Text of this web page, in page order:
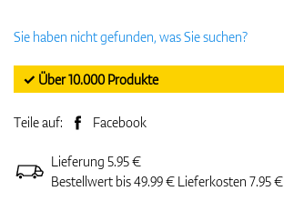
Sie haben nicht gefunden, was Sie suchen?
✓ Über 10.000 Produkte
Teile auf: Facebook
Lieferung 5.95 €
Bestellwert bis 49.99 € Lieferkosten 7.95 €